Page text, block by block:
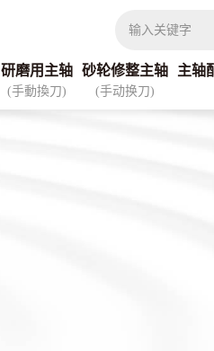
研磨用主轴
(手動換刀)
砂轮修整主轴
(手动换刀)
主轴